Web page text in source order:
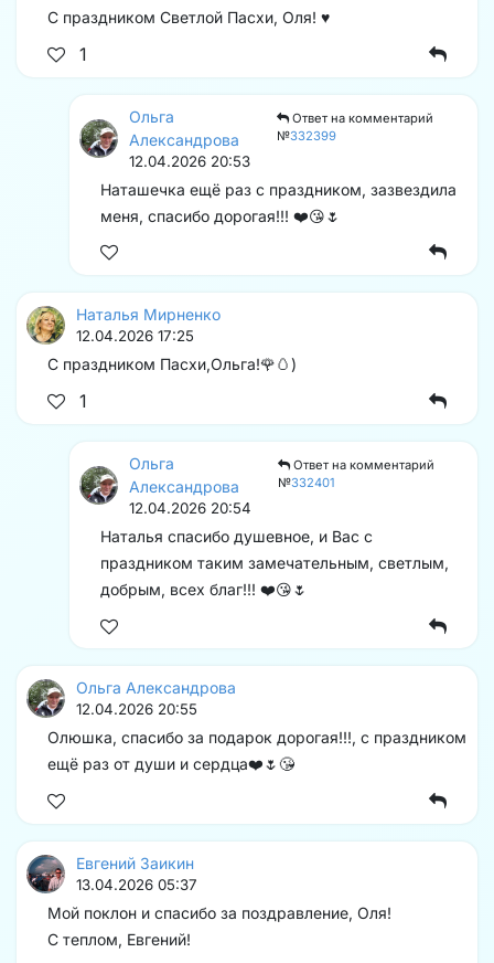
С праздником Светлой Пасхи, Оля! ♥️
1
Ольга
Александрова
Ответ на комментарий
№332399
12.04.2026 20:53
Наташечка ещё раз с праздником, зазвездила
меня, спасибо дорогая!!! ❤️😘🌷
Наталья Мирненко
12.04.2026 17:25
С праздником Пасхи,Ольга!🌹🥚)
1
Ольга
Александрова
Ответ на комментарий
№332401
12.04.2026 20:54
Наталья спасибо душевное, и Вас с
праздником таким замечательным, светлым,
добрым, всех благ!!! ❤️😘🌷
Ольга Александрова
12.04.2026 20:55
Олюшка, спасибо за подарок дорогая!!!, с праздником
ещё раз от души и сердца❤️🌷😘
Евгений Заикин
13.04.2026 05:37
Мой поклон и спасибо за поздравление, Оля!
С теплом, Евгений!